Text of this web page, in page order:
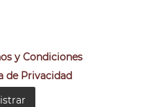
y Condiciones
de Privacidad